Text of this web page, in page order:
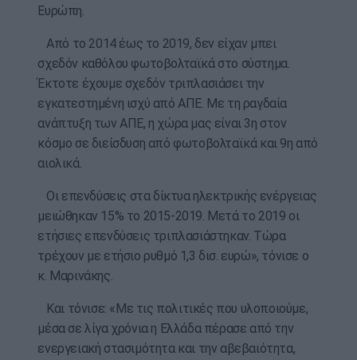
Ευρώπη.
Από το 2014 έως το 2019, δεν είχαν μπει
σχεδόν καθόλου φωτοβολταϊκά στο σύστημα.
Έκτοτε έχουμε σχεδόν τριπλασιάσει την
εγκατεστημένη ισχύ από ΑΠΕ. Με τη ραγδαία
ανάπτυξη των ΑΠΕ, η χώρα μας είναι 3η στον
κόσμο σε διείσδυση από φωτοβολταϊκά και 9η από
αιολικά.
Οι επενδύσεις στα δίκτυα ηλεκτρικής ενέργειας
μειώθηκαν 15% το 2015-2019. Μετά το 2019 οι
ετήσιες επενδύσεις τριπλασιάστηκαν. Τώρα
τρέχουν με ετήσιο ρυθμό 1,3 δισ. ευρώ», τόνισε ο
κ. Μαρινάκης.
Και τόνισε: «Με τις πολιτικές που υλοποιούμε,
μέσα σε λίγα χρόνια η Ελλάδα πέρασε από την
ενεργειακή στασιμότητα και την αβεβαιότητα,